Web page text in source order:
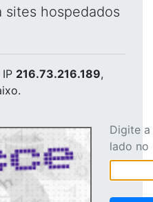
sites hospedados
216.73.216.189,
Digite
lado no